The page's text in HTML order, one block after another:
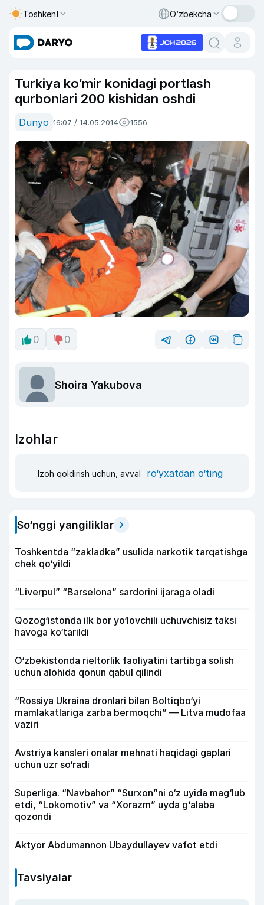
Toshkent O‘zbekcha
Turkiya ko‘mir konidagi portlash
qurbonlari 200 kishidan oshdi
Dunyo 16:07 / 14.05.2014 1556
0 0
Shoira Yakubova
Izohlar
Izoh qoldirish uchun, avval ro‘yxatdan o‘ting
So‘nggi yangiliklar
Toshkentda “zakladka” usulida narkotik tarqatishga
chek qo‘yildi
“Liverpul” “Barselona” sardorini ijaraga oladi
Qozog‘istonda ilk bor yo‘lovchili uchuvchisiz taksi
havoga ko‘tarildi
O‘zbekistonda rieltorlik faoliyatini tartibga solish
uchun alohida qonun qabul qilindi
“Rossiya Ukraina dronlari bilan Boltiqbo‘yi
mamlakatlariga zarba bermoqchi” — Litva mudofaa
vaziri
Avstriya kansleri onalar mehnati haqidagi gaplari
uchun uzr so‘radi
Superliga. “Navbahor” “Surxon”ni o‘z uyida mag‘lub
etdi, “Lokomotiv” va “Xorazm” uyda g‘alaba
qozondi
Aktyor Abdu­mannon Ubaydullayev vafot etdi
Tavsiyalar